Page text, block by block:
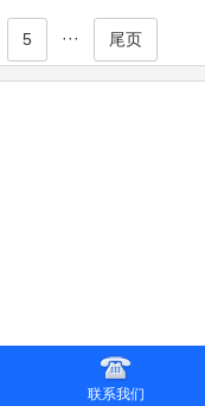
5 ··· 尾页
联系我们